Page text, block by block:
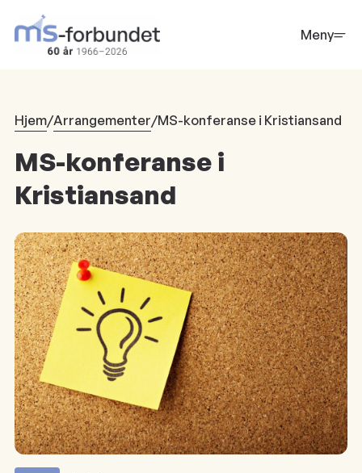
hovedinnhold
Meny
Hjem/Arrangementer/MS-konferanse i Kristiansand
MS-konferanse i
Kristiansand